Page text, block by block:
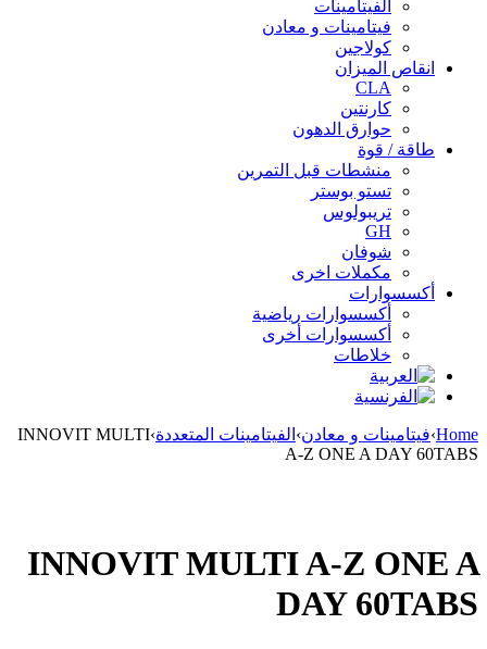
الفيتامينات
فيتامينات و معادن
كولاجين
انقاص الميزان
CLA
كارنتين
حوارق الدهون
طاقة / قوة
منشطات قبل التمرين
تستو بوستر
تريبولوس
GH
شوفان
مكملات اخرى
أكسسوارات
أكسسوارات رياضية
أكسسوارات أخرى
خلاطات
Home
›فيتامينات و معادن› الفيتامينات المتعددة›
INNOVIT MULTI
A-Z ONE A DAY 60TABS
INNOVIT MULTI A-Z ONE A
DAY 60TABS